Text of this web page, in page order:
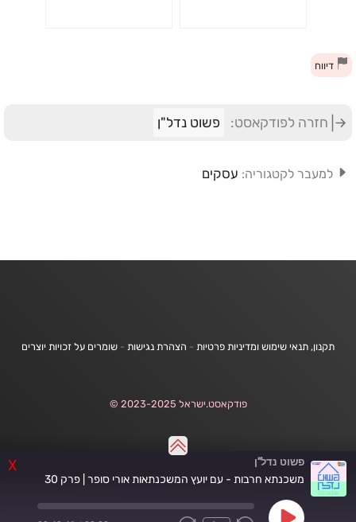
X פשוט נדל"ן
משכנתא חרבות - עם יועץ המשכנתאות אורי סופר | פרק 30
דיווח
חזרה לפודקאסט: פשוט נדל"ן
למעבר לקטגוריה: עסקים
תקנון, תנאי שימוש ומדיניות פרטיות - הצהרת נגישות - שומרים על זכויות יוצרים
פודקאסט.ישראל 2023-2025 ©